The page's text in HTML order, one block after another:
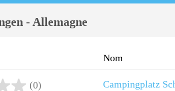
- Allemagne
Nom
(0) Campingplatz